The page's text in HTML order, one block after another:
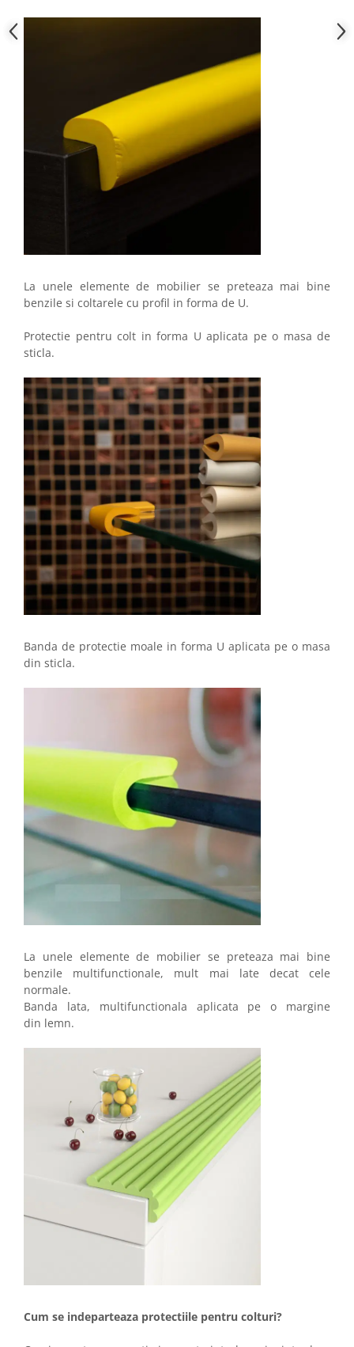
La unele elemente de mobilier se preteaza mai bine
benzile si coltarele cu profil in forma de U.
Protectie pentru colt in forma U aplicata pe o masa de
sticla.
Banda de protectie moale in forma U aplicata pe o masa
din sticla.
La unele elemente de mobilier se preteaza mai bine
benzile multifunctionale, mult mai late decat cele
normale.
Banda lata, multifunctionala aplicata pe o margine
din lemn.
Cum se indeparteaza protectiile pentru colturi?